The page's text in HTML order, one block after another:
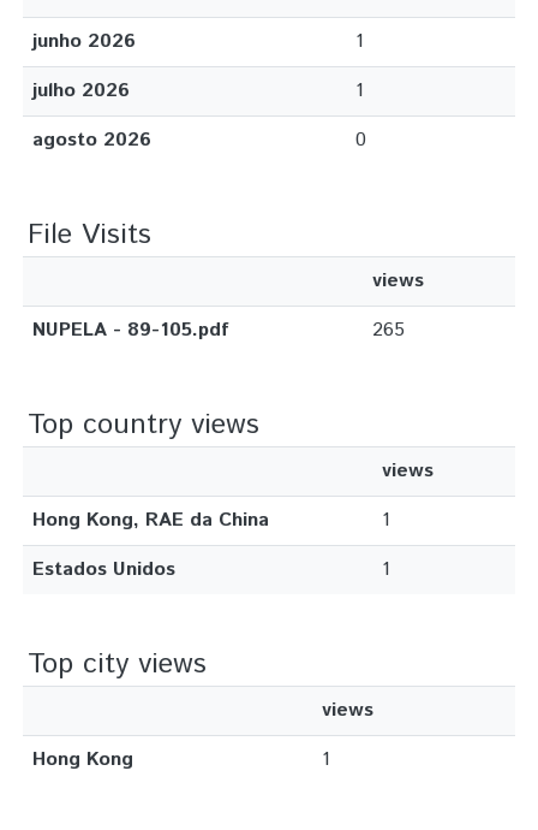
junho 2026
1
julho 2026
1
agosto 2026
0
File Visits
views
NUPELA - 89-105.pdf
265
Top country views
views
Hong Kong, RAE da China
1
Estados Unidos
1
Top city views
views
Hong Kong
1